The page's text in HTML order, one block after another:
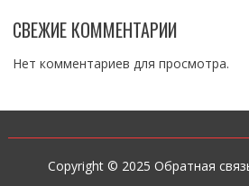
СВЕЖИЕ КОММЕНТАРИИ
Нет комментариев для просмотра.
Copyright © 2025 Обратная